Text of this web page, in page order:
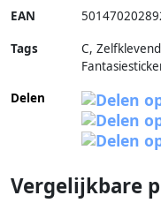
EAN
Tags
C,
Delen
Vergelijkbare